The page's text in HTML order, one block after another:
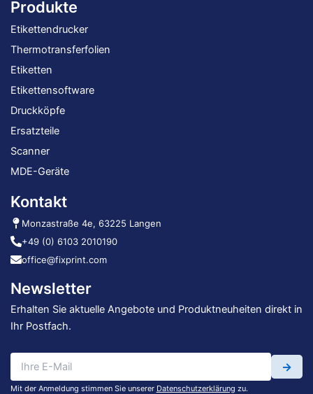
Produkte
Etikettendrucker
Thermotransferfolien
Etiketten
Etikettensoftware
Druckköpfe
Ersatzteile
Scanner
MDE-Geräte
Kontakt
Monzastraße 4e, 63225 Langen
+49 (0) 6103 2010190
office@fixprint.com
Newsletter
Erhalten Sie aktuelle Angebote und Produktneuheiten direkt in
Ihr Postfach.
→
Mit der Anmeldung stimmen Sie unserer Datenschutzerklärung zu.